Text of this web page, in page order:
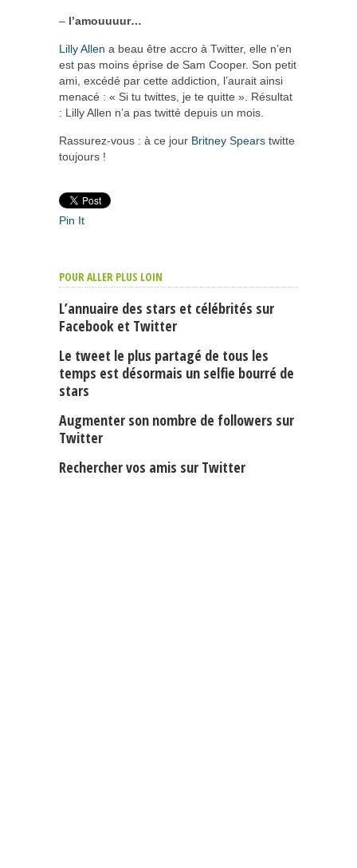
– l’amouuuur…
Lilly Allen a beau être accro à Twitter, elle n’en
est pas moins éprise de Sam Cooper. Son petit
ami, excédé par cette addiction, l’aurait ainsi
menacé : « Si tu twittes, je te quitte ». Résultat
: Lilly Allen n’a pas twitté depuis un mois.
Rassurez-vous : à ce jour Britney Spears twitte
toujours !
Pin It
POUR ALLER PLUS LOIN
L’annuaire des stars et célébrités sur
Facebook et Twitter
Le tweet le plus partagé de tous les
temps est désormais un selfie bourré de
stars
Augmenter son nombre de followers sur
Twitter
Rechercher vos amis sur Twitter